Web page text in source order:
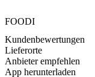
FOODI
Kundenbewertungen
Lieferorte
Anbieter empfehlen
App herunterladen